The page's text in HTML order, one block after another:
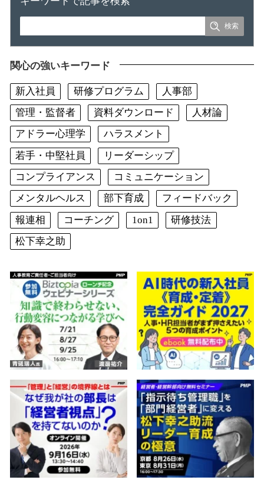
関心の強いキーワード
新入社員 研修プログラム
人事部
管理・監督者
資料ダウンロード
人材論
アドラー心理学
ハラスメント
若手・中堅社員
リーダーシップ
コンプライアンス
コミュニケーション
メンタルヘルス
部下育成
フィードバック
報連相
コーチング 1on1
研修技法
松下幸之助